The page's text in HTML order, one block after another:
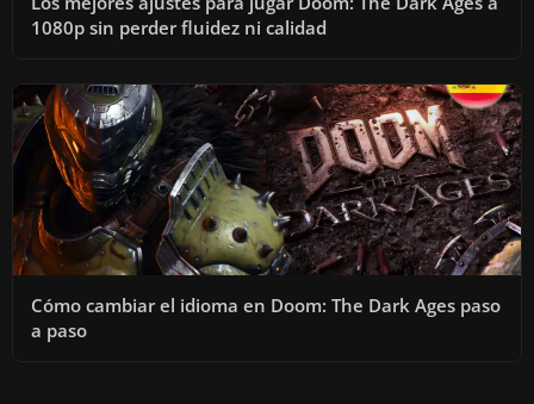
1080p sin perder fluidez ni calidad
Cómo cambiar el idioma en Doom: The Dark Ages paso
a paso